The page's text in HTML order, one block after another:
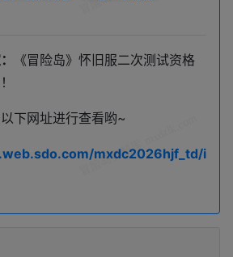
《冒险岛》怀旧服二次测试资格
下网址进行查看哟~
mxdc2026hjf_td/i